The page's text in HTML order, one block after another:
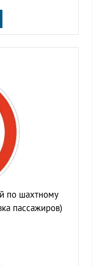
по шахтному
пассажиров)